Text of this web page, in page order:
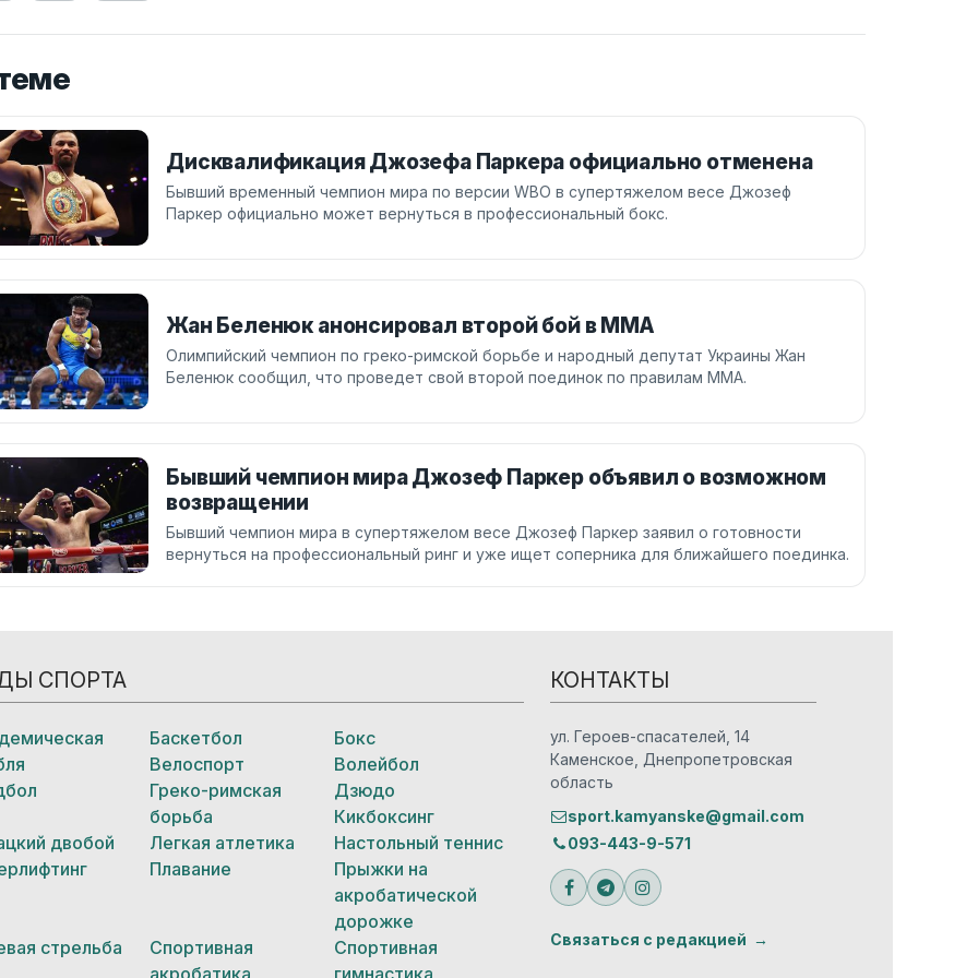
Дисквалификация Джозефа Паркера официально отменена
Бывший временный чемпион мира по версии WBO в супертяжелом весе Джозеф
Паркер официально может вернуться в профессиональный бокс.
Жан Беленюк анонсировал второй бой в ММА
Олимпийский чемпион по греко-римской борьбе и народный депутат Украины Жан
Беленюк сообщил, что проведет свой второй поединок по правилам ММА.
Бывший чемпион мира Джозеф Паркер объявил о возможном
возвращении
Бывший чемпион мира в супертяжелом весе Джозеф Паркер заявил о готовности
вернуться на профессиональный ринг и уже ищет соперника для ближайшего поединка.
СПОРТА
Баскетбол
Бокс
Велоспорт
Волейбол
Греко-римская
борьба
Дзюдо
Кикбоксинг
двобой
Легкая атлетика
Настольный теннис
Плавание
Прыжки на
акробатической
дорожке
стрельба
Спортивная
акробатика
Спортивная
гимнастика
КОНТАКТЫ
ул. Героев-спасателей, 14
Каменское, Днепропетровская
область
sport.kamyanske@gmail.com
093-443-9-571
Связаться с редакцией